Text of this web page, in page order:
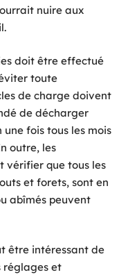
nuire aux
doit être effectué
toute
de charge doivent
de décharger
fois tous les mois
outre, les
vérifier que tous les
et forets, sont en
abîmés peuvent
être intéressant de
réglages et